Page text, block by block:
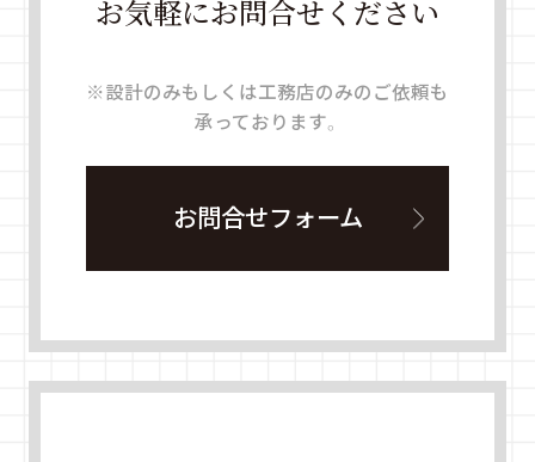
お気軽にお問合せください
※設計のみもしくは工務店のみのご依頼も
承っております。
お問合せフォーム